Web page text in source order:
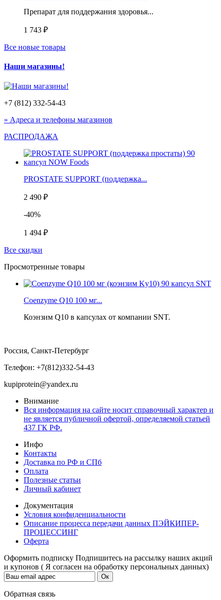
Препарат для поддержания здоровья...
1 743 ₽
Все новые товары
Наши магазины!
+7 (812) 332-54-43
» Адреса и телефоны магазинов
РАСПРОДАЖА
PROSTATE SUPPORT (поддержка...
2 490 ₽
-40%
1 494 ₽
Все скидки
Просмотренные товары
Coenzyme Q10 100 мг...
Коэнзим Q10 в капсулах от компании SNT.
Россия, Санкт-Петербург
Телефон: +7(812)332-54-43
kupiprotein@yandex.ru
Внимание
Вся информация на сайте носит справочный характер и
не является публичной офертой, определяемой статьей
437 ГК РФ.
Инфо
Контакты
Доставка по РФ и СПб
Оплата
Полезные статьи
Личный кабинет
Документация
Условия конфиденциальности
Описание процесса передачи данных ПЭЙКИПЕР-
ПРОЦЕССИНГ
Оферта
Оформить подписку Подпишитесь на рассылку наших акций
и купонов ( Я согласен на обработку персональных данных)
Обратная связь